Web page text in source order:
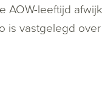
AOW-leeftijd
is vastgelegd